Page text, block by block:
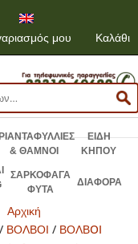
μου
Καλάθι
& ΘΑΜΝΟΙ
ΕΙΔΗ
ΚΗΠΟΥ
ΣΑΡΚΟΦΑΓΑ
ΦΥΤΑ
ΔΙΑΦΟΡΑ
Αρχική
/ ΒΟΛΒΟΙ / ΒΟΛΒOI